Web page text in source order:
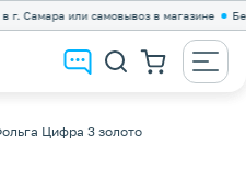
или самовывоз в магазине
Цифра 3 золото